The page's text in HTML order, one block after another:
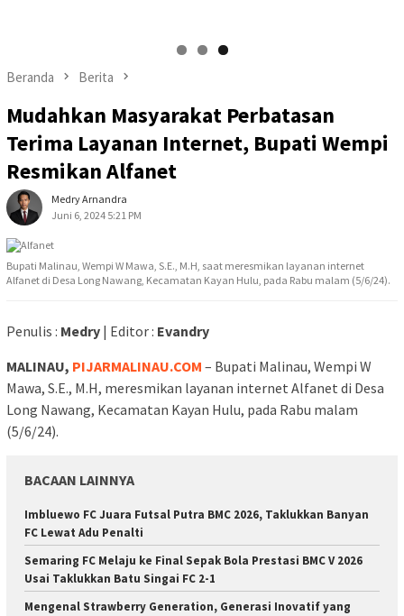
Beranda Berita
Mudahkan Masyarakat Perbatasan
Terima Layanan Internet, Bupati Wempi
Resmikan Alfanet
Medry Arnandra
Juni 6, 2024 5:21 PM
Bupati Malinau, Wempi W Mawa, S.E., M.H, saat meresmikan layanan internet
Alfanet di Desa Long Nawang, Kecamatan Kayan Hulu, pada Rabu malam (5/6/24).
Penulis : Medry | Editor : Evandry
MALINAU, PIJARMALINAU.COM – Bupati Malinau, Wempi W
Mawa, S.E., M.H, meresmikan layanan internet Alfanet di Desa
Long Nawang, Kecamatan Kayan Hulu, pada Rabu malam
(5/6/24).
BACAAN LAINNYA
Imbluewo FC Juara Futsal Putra BMC 2026, Taklukkan Banyan
FC Lewat Adu Penalti
Semaring FC Melaju ke Final Sepak Bola Prestasi BMC V 2026
Usai Taklukkan Batu Singai FC 2-1
Mengenal Strawberry Generation, Generasi Inovatif yang